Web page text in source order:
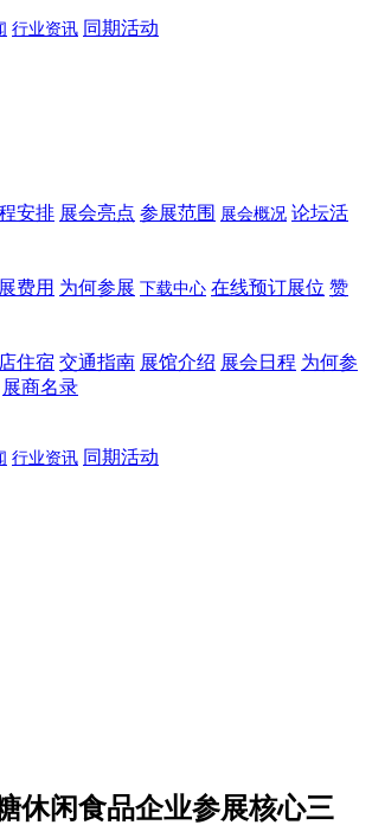
行业资讯 同期活动
安排 展会亮点 参展范围 展会概况 论坛活
费用 为何参展 下载中心 在线预订展位 赞
住宿 交通指南 展馆介绍 展会日程 为何参
展商名录
行业资讯 同期活动
休闲食品企业参展核心三